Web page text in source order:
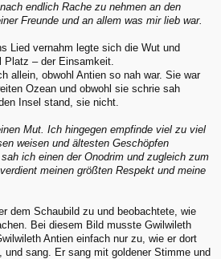
endlich Rache zu nehmen an den
Freunde und an allem was mir lieb war.
Lied vernahm legte sich die Wut und
Platz – der Einsamkeit.
allein, obwohl Antien so nah war. Sie war
Ozean und obwohl sie schrie sah
Insel stand, sie nicht.
Mut. Ich hingegen empfinde viel zu viel
weisen und ältesten Geschöpfen
ich einen der Onodrim und zugleich zum
meinen größten Respekt und meine
dem Schaubild zu und beobachtete, wie
Bei diesem Bild musste Gwilwileth
Antien einfach nur zu, wie er dort
und sang. Er sang mit goldener Stimme und